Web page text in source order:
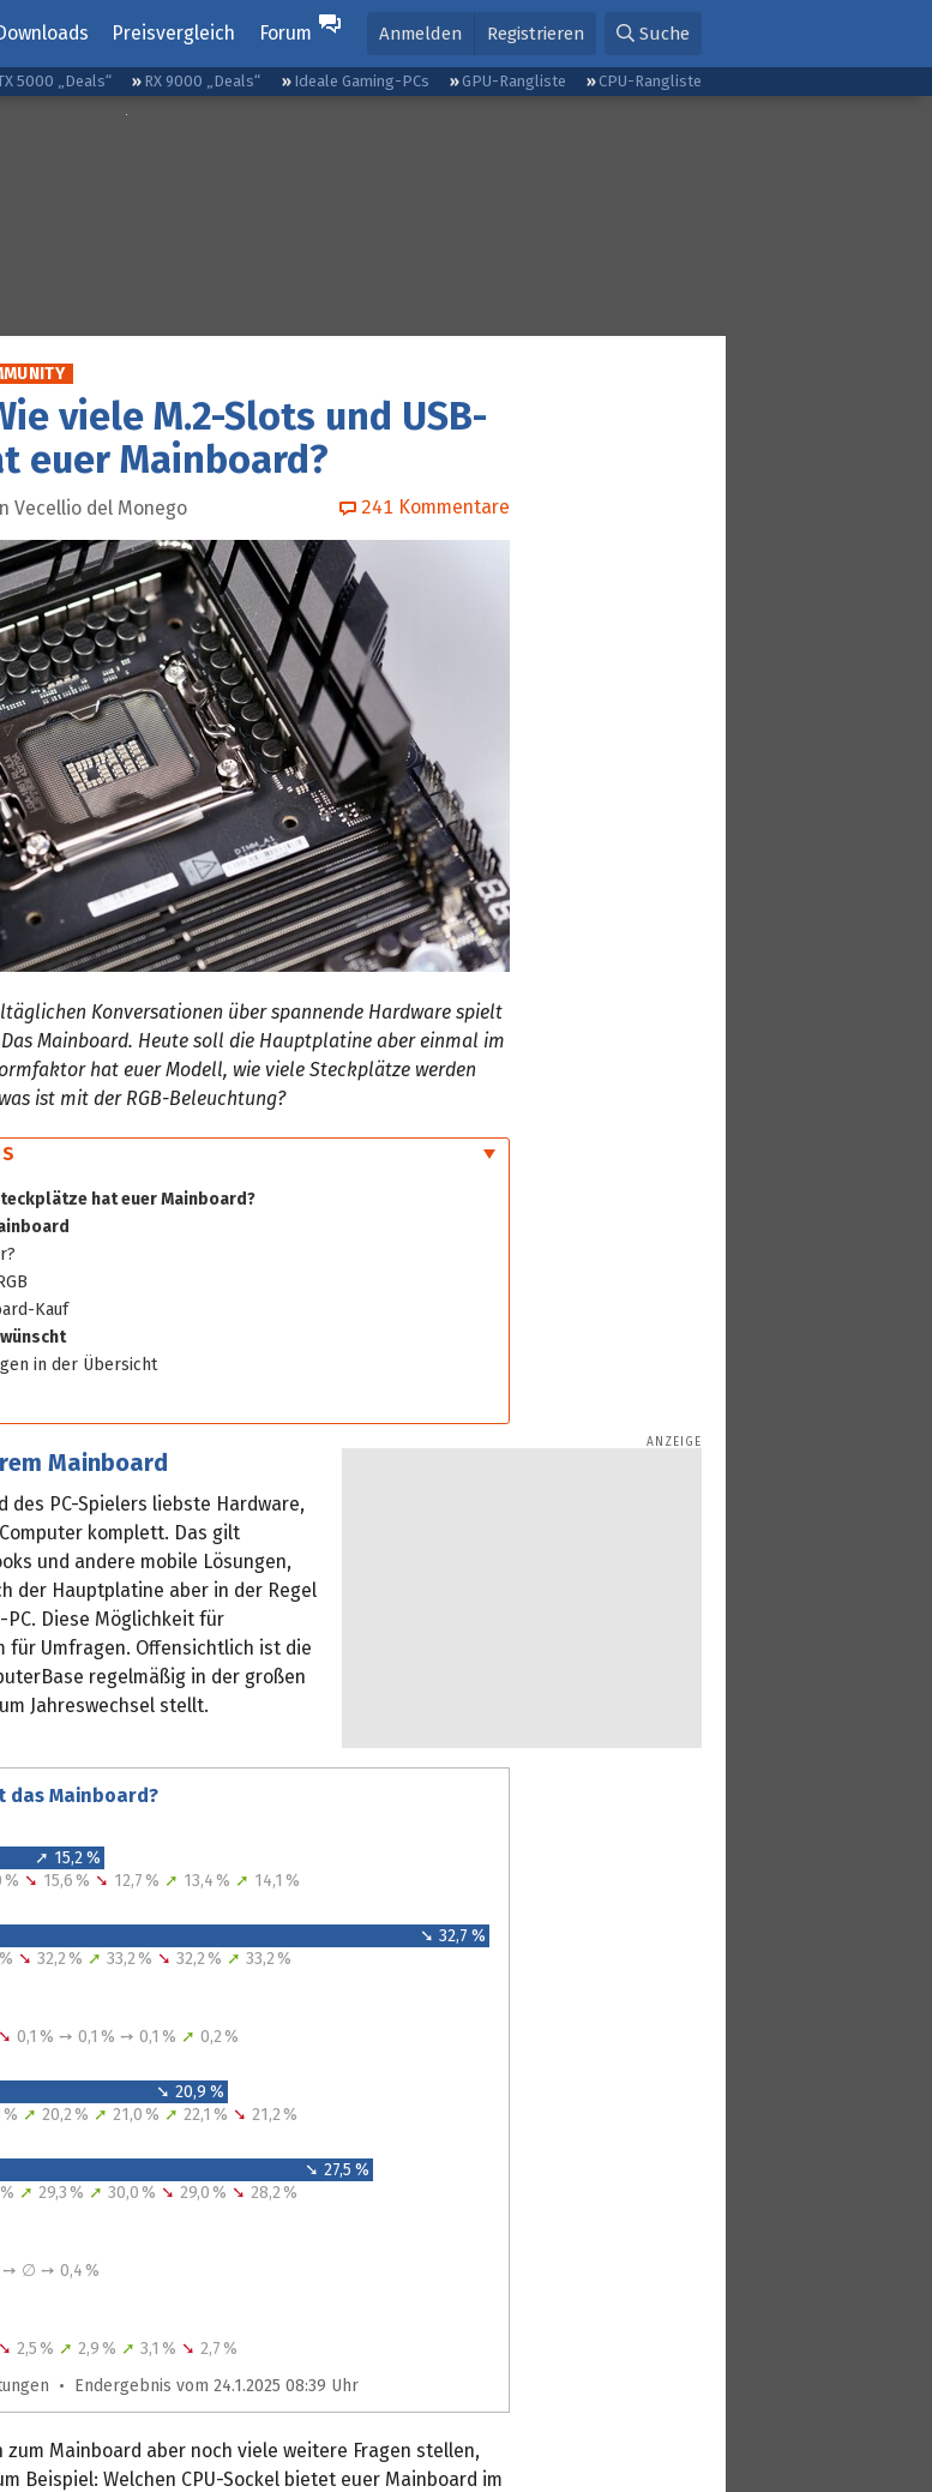
Preisvergleich Forum Anmelden Registrieren Suche
5000 „Deals“ RX 9000 „Deals“ Ideale Gaming-PCs GPU-Rangliste CPU-Rangliste
viele M.2-Slots und USB-
euer Mainboard?
Vecellio del Monego 241 Kommentare
Konversationen über spannende Hardware spielt
Mainboard. Heute soll die Hauptplatine aber einmal im
hat euer Modell, wie viele Steckplätze werden
ist mit der RGB-Beleuchtung?
hat euer Mainboard?
Kauf
in der Übersicht
Mainboard
des PC-Spielers liebste Hardware,
komplett. Das gilt
und andere mobile Lösungen,
der Hauptplatine aber in der Regel
Diese Möglichkeit für
für Umfragen. Offensichtlich ist die
regelmäßig in der großen
Jahreswechsel stellt.
das Mainboard?
➚ 15,2 %
% ➘ 15,6 % ➘ 12,7 % ➚ 13,4 % ➚ 14,1 %
➘ 32,7 %
➘ 32,2 % ➚ 33,2 % ➘ 32,2 % ➚ 33,2 %
➘ 0,1 % ➙ 0,1 % ➙ 0,1 % ➚ 0,2 %
➘ 20,9 %
% ➚ 20,2 % ➚ 21,0 % ➚ 22,1 % ➘ 21,2 %
➘ 27,5 %
➚ 29,3 % ➚ 30,0 % ➘ 29,0 % ➘ 28,2 %
∅ ➙ 0,4 %
➘ 2,5 % ➚ 2,9 % ➚ 3,1 % ➘ 2,7 %
• Endergebnis vom 24.1.2025 08:39 Uhr
Mainboard aber noch viele weitere Fragen stellen,
Beispiel: Welchen CPU-Sockel bietet euer Mainboard im